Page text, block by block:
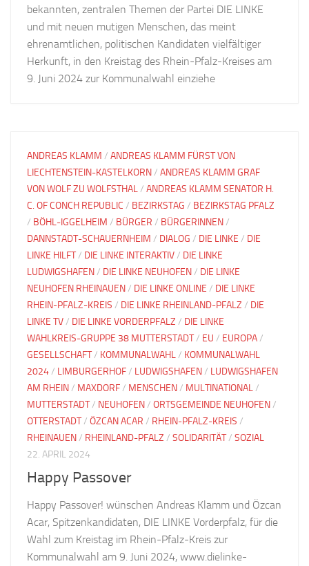
bekannten, zentralen Themen der Partei DIE LINKE
und mit neuen mutigen Menschen, das meint
ehrenamtlichen, politischen Kandidaten vielfältiger
Herkunft, in den Kreistag des Rhein-Pfalz-Kreises am
9. Juni 2024 zur Kommunalwahl einziehe
ANDREAS KLAMM / ANDREAS KLAMM FÜRST VON
LIECHTENSTEIN-KASTELKORN/ ANDREAS KLAMM GRAF
VON WOLF ZU WOLFSTHAL/ ANDREAS KLAMM SENATOR H.
C. OF CONCH REPUBLIC / BEZIRKSTAG / BEZIRKSTAG PFALZ
/ BÖHL-IGGELHEIM / BÜRGER / BÜRGERINNEN/
DANNSTADT-SCHAUERNHEIM / DIALOG / DIE LINKE / DIE
LINKE HILFT/ DIE LINKE INTERAKTIV/ DIE LINKE
LUDWIGSHAFEN/ DIE LINKE NEUHOFEN/ DIE LINKE
NEUHOFEN RHEINAUEN/ DIE LINKE ONLINE / DIE LINKE
RHEIN-PFALZ-KREIS / DIE LINKE RHEINLAND-PFALZ / DIE
LINKE TV/ DIE LINKE VORDERPFALZ / DIE LINKE
WAHLKREIS-GRUPPE 38 MUTTERSTADT/ EU / EUROPA/
GESELLSCHAFT/ KOMMUNALWAHL/ KOMMUNALWAHL
2024/ LIMBURGERHOF/ LUDWIGSHAFEN/ LUDWIGSHAFEN
AM RHEIN/ MAXDORF/ MENSCHEN/ MULTINATIONAL/
MUTTERSTADT/ NEUHOFEN/ ORTSGEMEINDE NEUHOFEN/
OTTERSTADT/ ÖZCAN ACAR / RHEIN-PFALZ-KREIS /
RHEINAUEN/ RHEINLAND-PFALZ / SOLIDARITÄT/ SOZIAL
22. APRIL 2024
Happy Passover
Happy Passover! wünschen Andreas Klamm und Özcan
Acar, Spitzenkandidaten, DIE LINKE Vorderpfalz, für die
Wahl zum Kreistag im Rhein-Pfalz-Kreis zur
Kommunalwahl am 9. Juni 2024, www.dielinke-